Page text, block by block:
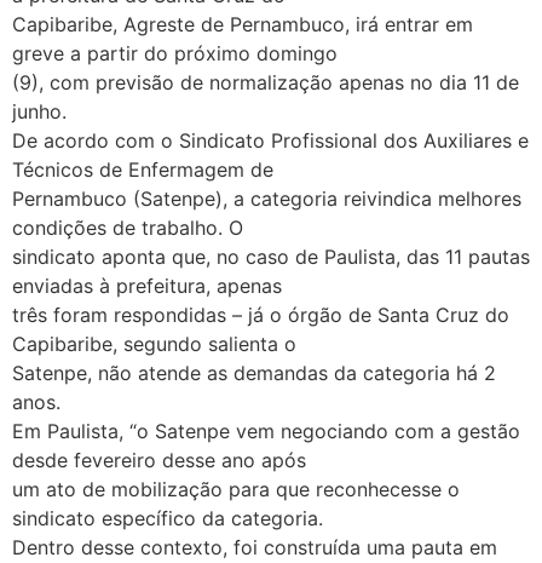
Capibaribe, Agreste de Pernambuco, irá entrar em
greve a partir do próximo domingo
(9), com previsão de normalização apenas no dia 11 de
junho.
De acordo com o Sindicato Profissional dos Auxiliares e
Técnicos de Enfermagem de
Pernambuco (Satenpe), a categoria reivindica melhores
condições de trabalho. O
sindicato aponta que, no caso de Paulista, das 11 pautas
enviadas à prefeitura, apenas
três foram respondidas – já o órgão de Santa Cruz do
Capibaribe, segundo salienta o
Satenpe, não atende as demandas da categoria há 2
anos.
Em Paulista, “o Satenpe vem negociando com a gestão
desde fevereiro desse ano após
um ato de mobilização para que reconhecesse o
sindicato específico da categoria.
Dentro desse contexto, foi construída uma pauta em